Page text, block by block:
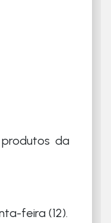
da
feira (12).